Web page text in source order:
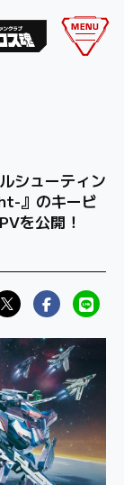
MENU
シューティン
』のキービ
を公開！